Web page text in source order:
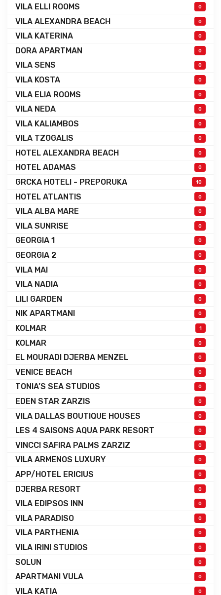
VILA ELLI ROOMS 0
VILA ALEXANDRA BEACH 0
VILA KATERINA 0
DORA APARTMAN 0
VILA SENS 0
VILA KOSTA 0
VILA ELIA ROOMS 0
VILA NEDA 0
VILA KALIAMBOS 0
VILA TZOGALIS 0
HOTEL ALEXANDRA BEACH 0
HOTEL ADAMAS 0
GRCKA HOTELI - PREPORUKA 10
HOTEL ATLANTIS 0
VILA ALBA MARE 0
VILA SUNRISE 0
GEORGIA 1 0
GEORGIA 2 0
VILA MAI 0
VILA NADIA 0
LILI GARDEN 0
NIK APARTMANI 0
KOLMAR 1
KOLMAR 0
EL MOURADI DJERBA MENZEL 0
VENICE BEACH 0
TONIA’S SEA STUDIOS 0
EDEN STAR ZARZIS 0
VILA DALLAS BOUTIQUE HOUSES 0
LES 4 SAISONS AQUA PARK RESORT 0
VINCCI SAFIRA PALMS ZARZIZ 0
VILA ARMENOS LUXURY 0
APP/HOTEL ERICIUS 0
DJERBA RESORT 0
VILA EDIPSOS INN 0
VILA PARADISO 0
VILA PARTHENIA 0
VILA IRINI STUDIOS 0
SOLUN 0
APARTMANI VULA 0
VILA KATIA 0